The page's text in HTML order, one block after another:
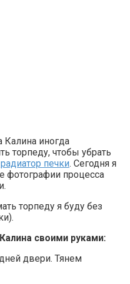
иногда
торпеду, чтобы убрать
печки. Сегодня я
фотографии процесса
торпеду я буду без
своими руками:
двери. Тянем